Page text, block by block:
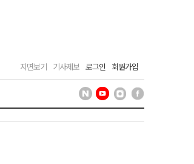
지면보기 기사제보 로그인 회원가입